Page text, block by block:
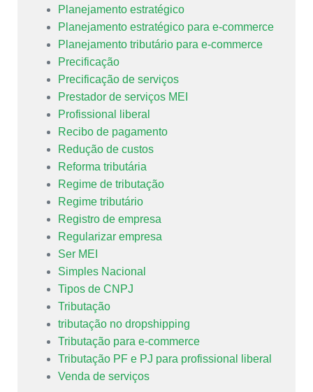
Planejamento estratégico
Planejamento estratégico para e-commerce
Planejamento tributário para e-commerce
Precificação
Precificação de serviços
Prestador de serviços MEI
Profissional liberal
Recibo de pagamento
Redução de custos
Reforma tributária
Regime de tributação
Regime tributário
Registro de empresa
Regularizar empresa
Ser MEI
Simples Nacional
Tipos de CNPJ
Tributação
tributação no dropshipping
Tributação para e-commerce
Tributação PF e PJ para profissional liberal
Venda de serviços